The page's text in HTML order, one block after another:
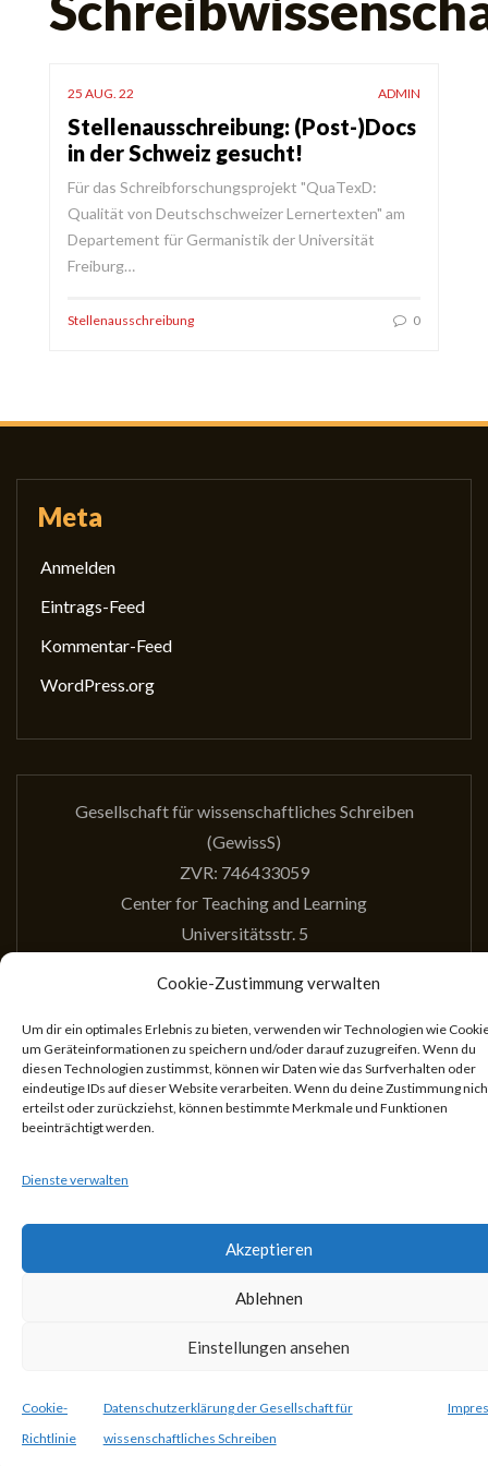
Cookie-Zustimmung verwalten
Um dir ein optimales Erlebnis zu bieten, verwenden wir Technologien wie
um Geräteinformationen zu speichern und/oder darauf zuzugreifen. Wenn du
diesen Technologien zustimmst, können wir Daten wie das Surfverhalten oder
eindeutige IDs auf dieser Website verarbeiten. Wenn du deine Zustimmung
erteilst oder zurückziehst, können bestimmte Merkmale und Funktionen
beeinträchtigt werden.
Dienste verwalten
Akzeptieren
Ablehnen
Einstellungen ansehen
Cookie-
Richtlinie
Datenschutzerklärung der Gesellschaft für
wissenschaftliches Schreiben
25 AUG. 22 ADMIN
Stellenausschreibung: (Post-)Docs
in der Schweiz gesucht!
Für das Schreibforschungsprojekt "QuaTexD:
Qualität von Deutschschweizer Lernertexten" am
Departement für Germanistik der Universität
Freiburg…
Stellenausschreibung 0
Meta
Anmelden
Eintrags-Feed
Kommentar-Feed
WordPress.org
Gesellschaft für wissenschaftliches Schreiben
(GewissS)
ZVR: 746433059
Center for Teaching and Learning
Universitätsstr. 5
Österreich
nach: